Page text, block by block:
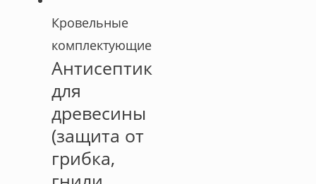
Кровельные
комплектующие
Антисептик
для
древесины
(защита от
грибка,